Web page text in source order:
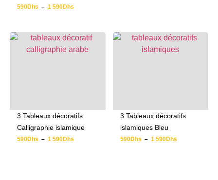
590Dhs – 1 590Dhs
3 Tableaux décoratifs
Calligraphie islamique
590Dhs – 1 590Dhs
3 Tableaux décoratifs
islamiques Bleu
590Dhs – 1 590Dhs